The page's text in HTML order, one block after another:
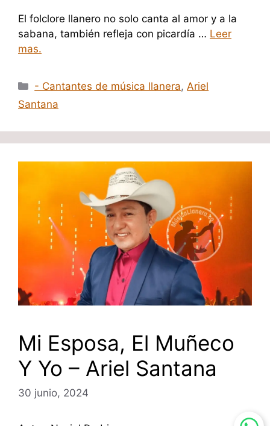
El folclore llanero no solo canta al amor y a la
sabana, también refleja con picardía … Leer
mas.
Categorías
- Cantantes de música llanera, Ariel
Santana
Mi Esposa, El Muñeco
Y Yo – Ariel Santana
30 junio, 2024